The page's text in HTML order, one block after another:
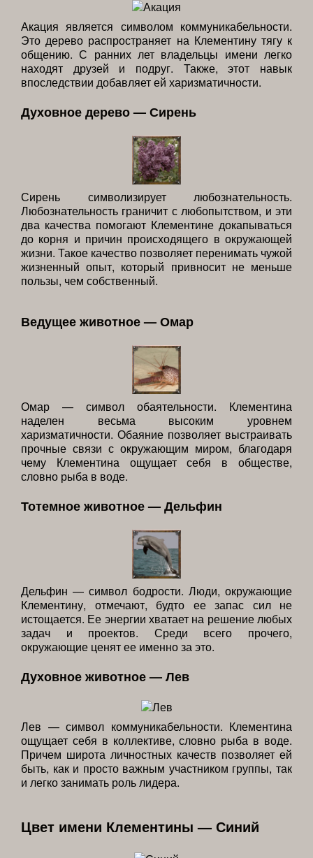
Акация является символом коммуникабельности.
Это дерево распространяет на Клементину тягу к
общению. С ранних лет владельцы имени легко
находят друзей и подруг. Также, этот навык
впоследствии добавляет ей харизматичности.
Духовное дерево — Сирень
Сирень символизирует любознательность.
Любознательность граничит с любопытством, и эти
два качества помогают Клементине докапываться
до корня и причин происходящего в окружающей
жизни. Такое качество позволяет перенимать чужой
жизненный опыт, который привносит не меньше
пользы, чем собственный.
Ведущее животное — Омар
Омар — символ обаятельности. Клементина
наделен весьма высоким уровнем
харизматичности. Обаяние позволяет выстраивать
прочные связи с окружающим миром, благодаря
чему Клементина ощущает себя в обществе,
словно рыба в воде.
Тотемное животное — Дельфин
Дельфин — символ бодрости. Люди, окружающие
Клементину, отмечают, будто ее запас сил не
истощается. Ее энергии хватает на решение любых
задач и проектов. Среди всего прочего,
окружающие ценят ее именно за это.
Духовное животное — Лев
Лев — символ коммуникабельности. Клементина
ощущает себя в коллективе, словно рыба в воде.
Причем широта личностных качеств позволяет ей
быть, как и просто важным участником группы, так
и легко занимать роль лидера.
Цвет имени Клементины — Синий